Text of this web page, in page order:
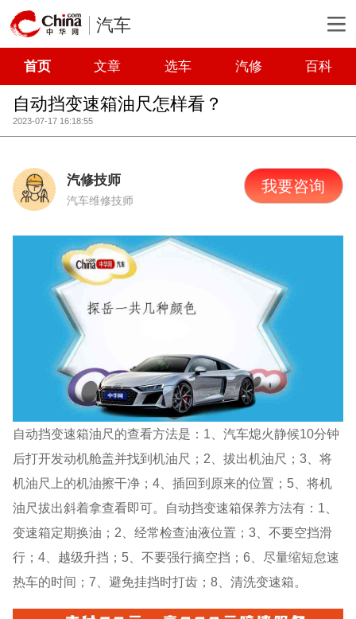
汽车
首页 文章 选车 汽修 百科
自动挡变速箱油尺怎样看？
2023-07-17 16:18:55
汽修技师
汽车维修技师
我要咨询
自动挡变速箱油尺的查看方法是：1、汽车熄火静候10分钟
后打开发动机舱盖并找到机油尺；2、拔出机油尺；3、将
机油尺上的机油擦干净；4、插回到原来的位置；5、将机
油尺拔出斜着拿查看即可。自动挡变速箱保养方法有：1、
变速箱定期换油；2、经常检查油液位置；3、不要空挡滑
行；4、越级升挡；5、不要强行摘空挡；6、尽量缩短怠速
热车的时间；7、避免挂挡时打齿；8、清洗变速箱。